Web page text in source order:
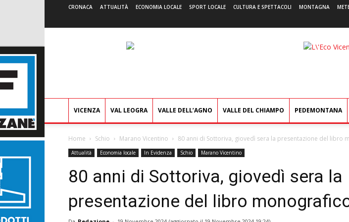
CRONACA ATTUALITÀ ECONOMIA LOCALE SPORT LOCALE CULTURA E SPETTACOLI MONTAGNA
L'Eco
VICENZA VAL LEOGRA VALLE DELL’AGNO VALLE DEL CHIAMPO PEDEMONTANA
Home Schio Marano Vicentino 80 anni di Sottoriva, giovedì sera la presentazione del libro
Attualità Economia locale In Evidenza Schio Marano Vicentino
80 anni di Sottoriva, giovedì sera la
presentazione del libro